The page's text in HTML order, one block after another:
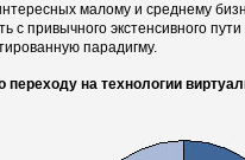
малому и среднему
с привычного экстенсивного
парадигму.
переходу на технологии